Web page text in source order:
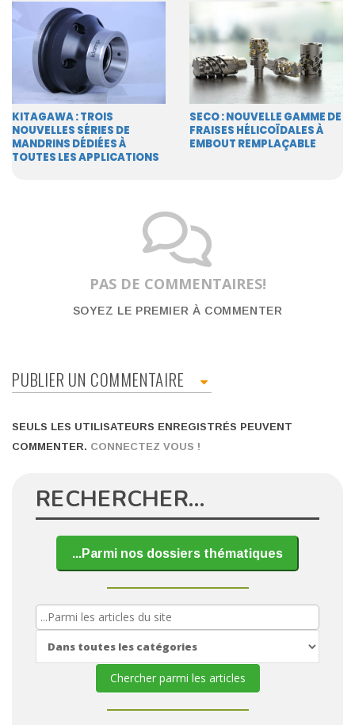
KITAGAWA : TROIS
NOUVELLES SÉRIES DE
MANDRINS DÉDIÉES À
TOUTES LES APPLICATIONS
SECO : NOUVELLE GAMME DE
FRAISES HÉLICOÏDALES À
EMBOUT REMPLAÇABLE
PAS DE COMMENTAIRES!
SOYEZ LE PREMIER À COMMENTER
PUBLIER UN COMMENTAIRE
SEULS LES UTILISATEURS ENREGISTRÉS PEUVENT
COMMENTER. CONNECTEZ VOUS !
RECHERCHER…
...Parmi nos dossiers thématiques